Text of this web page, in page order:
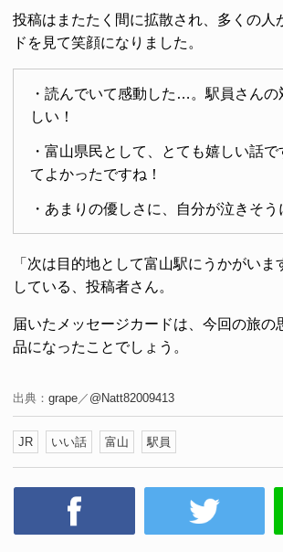
投稿はまたたく間に拡散され、多くの人
ドを見て笑顔になりました。
・読んでいて感動した…。駅員さんの
しい！
・富山県民として、とても嬉しい話
てよかったですね！
・あまりの優しさに、自分が泣きそう
「次は目的地として富山駅にうかがいま
している、投稿者さん。
届いたメッセージカードは、今回の旅の
品になったことでしょう。
出典： grape ／ @Natt82009413
JR いい話 富山 駅員